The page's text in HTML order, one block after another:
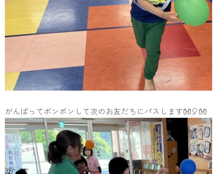
がんばってポンポンして次のお友だちにパスします👐🎈👐